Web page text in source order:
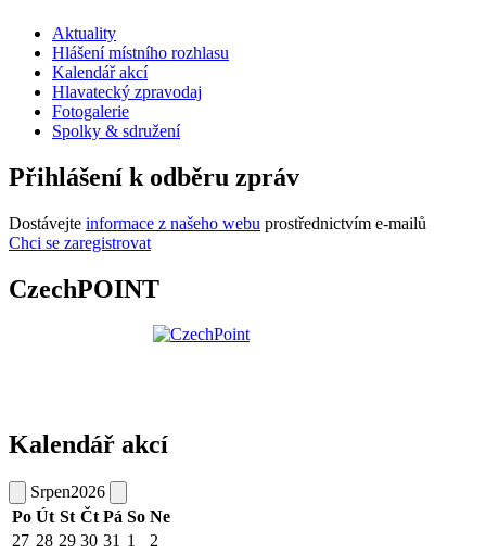
Aktuality
Hlášení místního rozhlasu
Kalendář akcí
Hlavatecký zpravodaj
Fotogalerie
Spolky & sdružení
Přihlášení k odběru zpráv
Dostávejte informace z našeho webu prostřednictvím e-mailů
Chci se zaregistrovat
CzechPOINT
Kalendář akcí
Srpen2026
Po Út St Čt Pá So Ne
27 28 29 30 31 1
2